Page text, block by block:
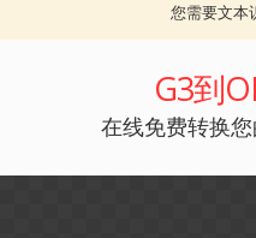
您需要文本
G3到
在线免费转换